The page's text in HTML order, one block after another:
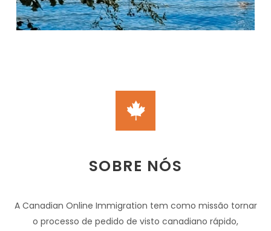
SOBRE NÓS
A Canadian Online Immigration tem como missão tornar
o processo de pedido de visto canadiano rápido,